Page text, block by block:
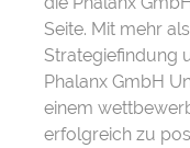
Seite. Mit mehr
Strategiefindung
Phalanx GmbH
einem
erfolgreich zu